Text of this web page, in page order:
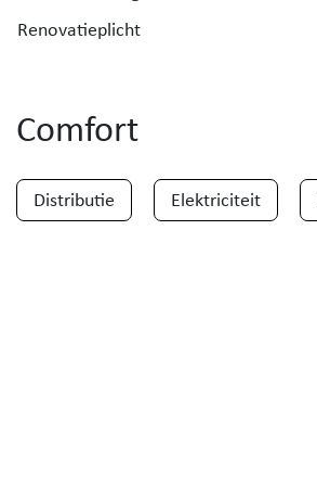
Renovatieplicht
Comfort
Distributie Elektriciteit